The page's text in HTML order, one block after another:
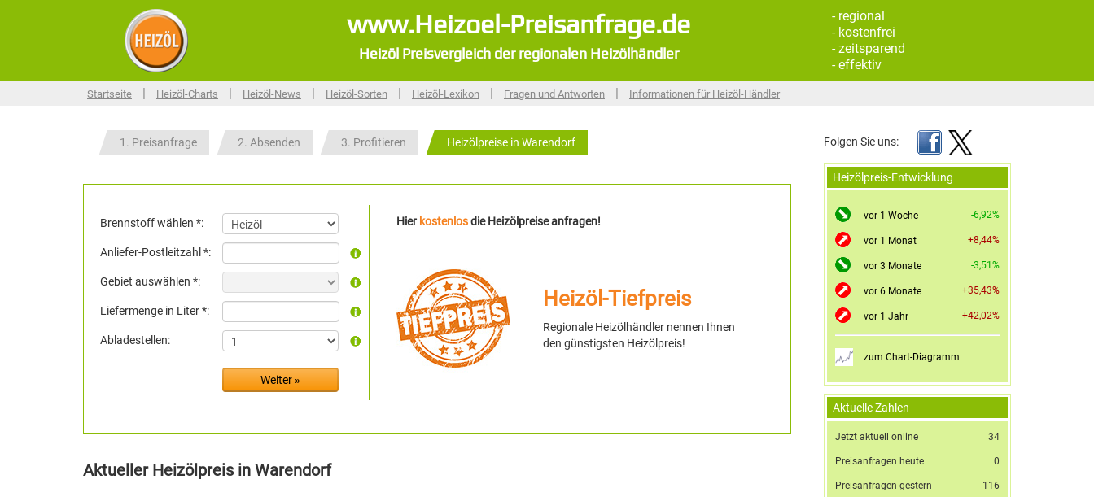
www.Heizoel-Preisanfrage.de
Heizöl Preisvergleich der regionalen Heizölhändler
- regional
- kostenfrei
- zeitsparend
- effektiv
Startseite | Heizöl-Charts | Heizöl-News | Heizöl-Sorten | Heizöl-Lexikon | Fragen und Antworten | Informationen für Heizöl-Händler
1. Preisanfrage 2. Absenden 3. Profitieren Heizölpreise in Warendorf
Brennstoff wählen *:
Anliefer-Postleitzahl *:
Gebiet auswählen *:
Liefermenge in Liter *:
Abladestellen:
Hier kostenlosdie Heizölpreise anfragen!
Heizöl-Tiefpreis
Regionale Heizölhändler nennen Ihnen
den günstigsten Heizölpreis!
Aktueller Heizölpreis in Warendorf
Folgen Sie uns:
Heizölpreis-Entwicklung
vor 1 Woche -6,92%
vor 1 Monat +8,44%
vor 3 Monate -3,51%
vor 6 Monate +35,43%
vor 1 Jahr +42,02%
zum Chart-Diagramm
Aktuelle Zahlen
Jetzt aktuell online 34
Preisanfragen heute 0
Preisanfragen gestern 116